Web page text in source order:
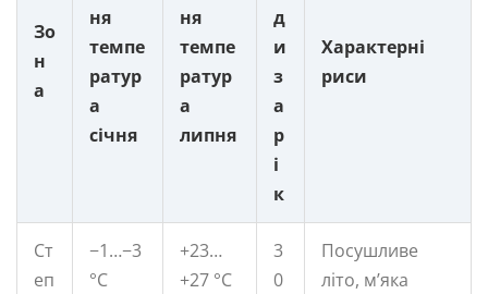
Зо
н
а
ня
темпе
ратур
а
січня
ня
темпе
ратур
а
липня
д
и
з
а
р
і
к
Характерні
риси
Ст
еп
−1…−3
°C
+23…
+27 °C
3
0
Посушливе
літо, м’яка